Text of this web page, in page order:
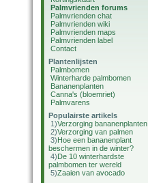
Palmvrienden forums
Palmvrienden chat
Palmvrienden wiki
Palmvrienden maps
Palmvrienden label
Contact
Plantenlijsten
Palmbomen
Winterharde palmbomen
Bananenplanten
Canna's (bloemriet)
Palmvarens
Populairste artikels
1)Verzorging bananenplanten
2)Verzorging van palmen
3)Hoe een bananenplant
beschermen in de winter?
4)De 10 winterhardste
palmbomen ter wereld
5)Zaaien van avocado